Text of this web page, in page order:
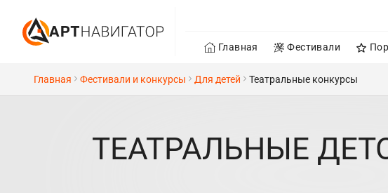
Главная Фестивали
Главная Фестивали и конкурсы Для детей Театральные конкурсы
ТЕАТРАЛЬНЫЕ